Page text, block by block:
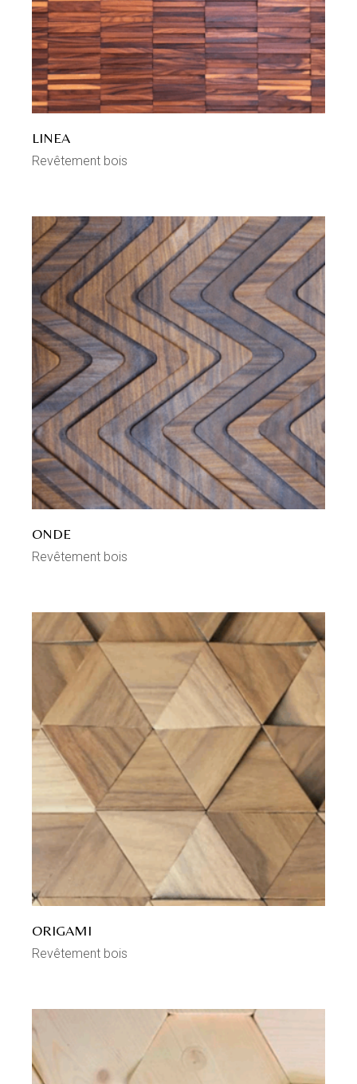
LINEA
Revêtement bois
ONDE
Revêtement bois
ORIGAMI
Revêtement bois